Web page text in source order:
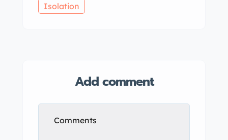
Isolation
Add comment